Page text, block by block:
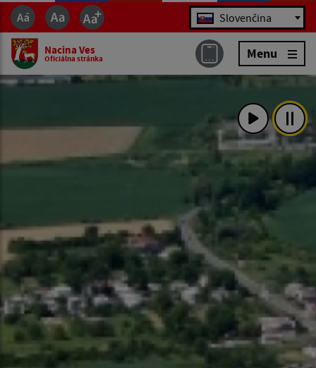
Jazyk Slovenčina
Nacina Ves
Oficiálna stránka Menu